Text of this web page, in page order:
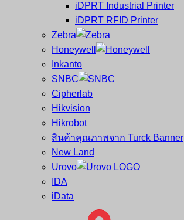
iDPRT Industrial Printer
iDPRT RFID Printer
Zebra
Honeywell
Inkanto
SNBC
Cipherlab
Hikvision
Hikrobot
สินค้าคุณภาพจาก Turck Banner
New Land
Urovo
IDA
iData